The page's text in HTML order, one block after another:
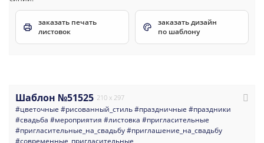
заказать печать
листовок
заказать дизайн
по шаблону
Шаблон №51525 210 x 297
#цветочные #рисованный_стиль#праздничные #праздники
#свадьба #мероприятия #листовка #пригласительные
#пригласительные_на_свадьбу#приглашение_на_свадьбу
#современные_пригласительные